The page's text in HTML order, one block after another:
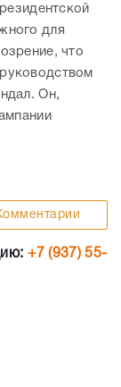
для
что
Он,
+7 (937) 55-